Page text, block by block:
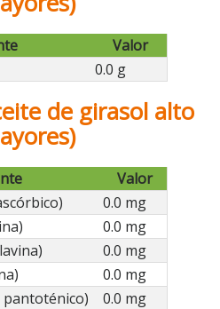
Valor
0.0 g
de girasol alto
Valor
0.0 mg
0.0 mg
0.0 mg
0.0 mg
pantoténico)
0.0 mg